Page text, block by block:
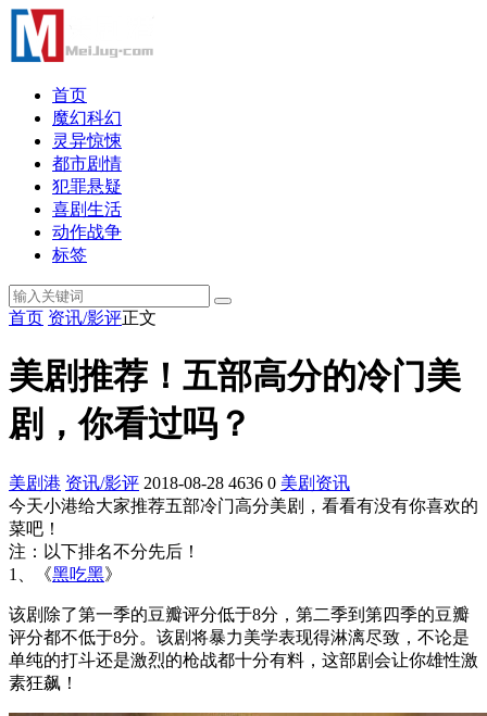
首页
魔幻科幻
灵异惊悚
都市剧情
犯罪悬疑
喜剧生活
动作战争
标签
首页 资讯/影评正文
美剧推荐！五部高分的冷门美
剧，你看过吗？
美剧港 资讯/影评 2018-08-28 4636 0 美剧资讯
今天小港给大家推荐五部冷门高分美剧，看看有没有你喜欢的
菜吧！
注：以下排名不分先后！
1、《黑吃黑》
该剧除了第一季的豆瓣评分低于8分，第二季到第四季的豆瓣
评分都不低于8分。该剧将暴力美学表现得淋漓尽致，不论是
单纯的打斗还是激烈的枪战都十分有料，这部剧会让你雄性激
素狂飙！